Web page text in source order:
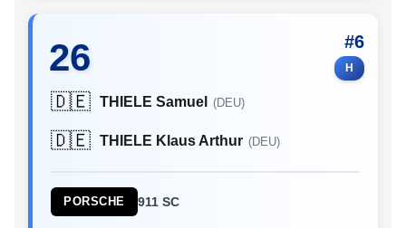
26 #6
H
🇩🇪 THIELE Samuel (DEU)
🇩🇪 THIELE Klaus Arthur (DEU)
PORSCHE 911 SC